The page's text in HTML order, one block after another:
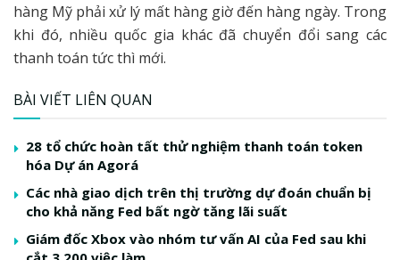
hàng Mỹ phải xử lý mất hàng giờ đến hàng ngày. Trong
khi đó, nhiều quốc gia khác đã chuyển đổi sang các
thanh toán tức thì mới.
BÀI VIẾT LIÊN QUAN
28 tổ chức hoàn tất thử nghiệm thanh toán token
hóa Dự án Agorá
Các nhà giao dịch trên thị trường dự đoán chuẩn bị
cho khả năng Fed bất ngờ tăng lãi suất
Giám đốc Xbox vào nhóm tư vấn AI của Fed sau khi